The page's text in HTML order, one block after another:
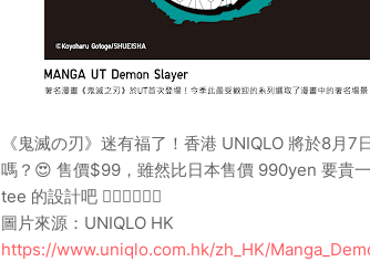
《鬼滅の刃》迷有福了！香港 UNIQLO 將於8月
嗎？😍 售價$99，雖然比日本售價 990yen 要貴
tee 的設計吧 👇🏻👇🏻👇🏻
圖片來源：UNIQLO HK
https://www.uniqlo.com.hk/zh_HK/